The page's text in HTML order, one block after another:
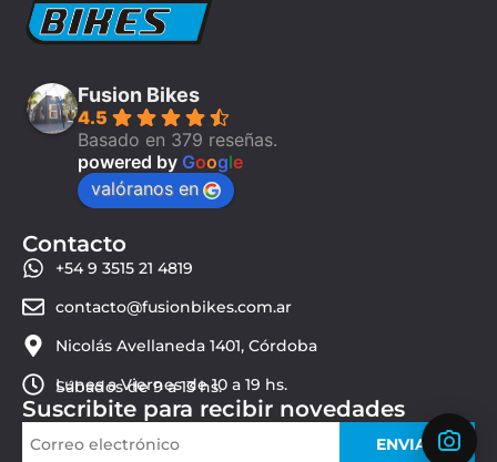
Fusion Bikes
4.5
Basado en 379 reseñas.
powered by Google
valóranos en
Contacto
+54 9 3515 21 4819
contacto@fusionbikes.com.ar
Nicolás Avellaneda 1401, Córdoba
Lunes a Viernes de 10 a 19 hs.
Sábados de 9 a 13 hs.
Suscribite para recibir novedades
ENVIAR